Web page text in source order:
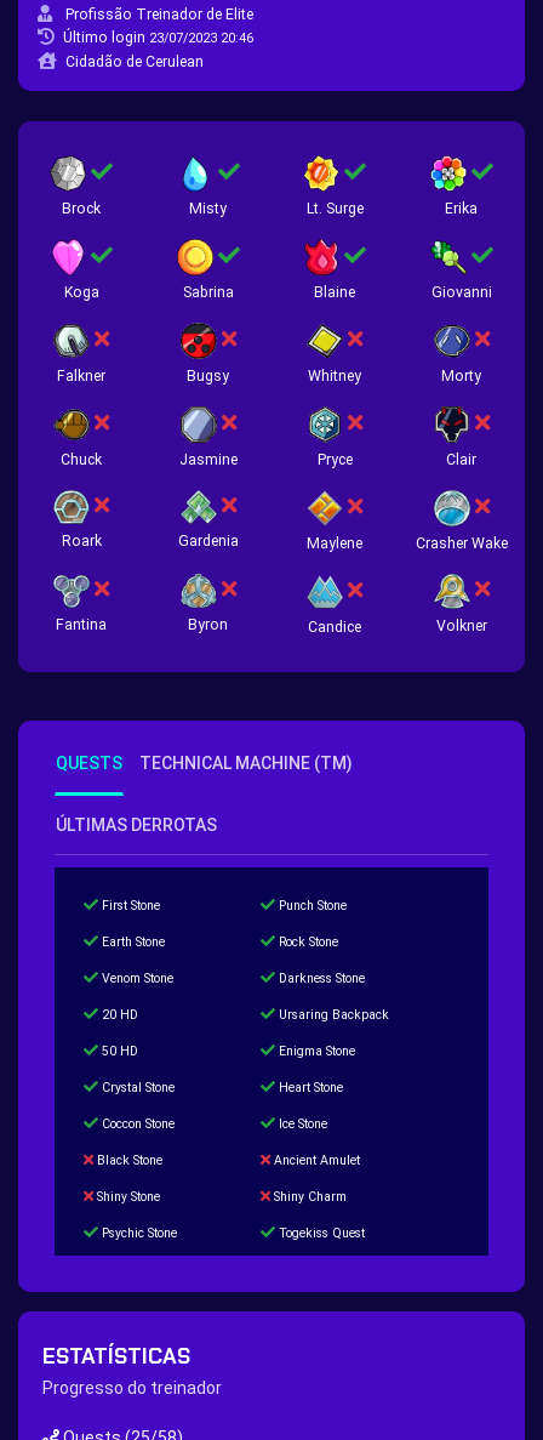
Profissão Treinador de Elite
Último login 23/07/2023 20:46
Cidadão de Cerulean
Brock Misty Lt. Surge Erika
Koga Sabrina Blaine Giovanni
Falkner Bugsy Whitney Morty
Chuck Jasmine Pryce Clair
Roark Gardenia Maylene Crasher Wake
Fantina Byron Candice Volkner
QUESTS TECHNICAL MACHINE (TM)
ÚLTIMAS DERROTAS
First Stone Punch Stone
Earth Stone Rock Stone
Venom Stone Darkness Stone
20 HD Ursaring Backpack
50 HD Enigma Stone
Crystal Stone Heart Stone
Coccon Stone Ice Stone
Black Stone Ancient Amulet
Shiny Stone Shiny Charm
Psychic Stone Togekiss Quest
200 Great Ball Quest
Hippie Outfit Quest
ESTATÍSTICAS
Progresso do treinador